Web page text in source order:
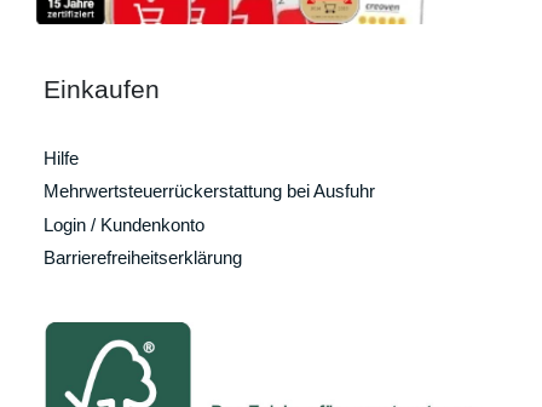
Einkaufen
Hilfe
Mehrwertsteuerrückerstattung bei Ausfuhr
Login / Kundenkonto
Barrierefreiheitserklärung